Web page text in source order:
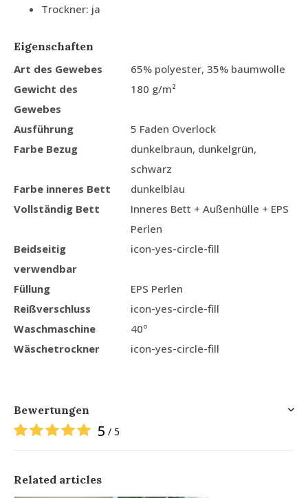
Trockner: ja
Eigenschaften
Art des Gewebes
65% polyester, 35% baumwolle
Gewicht des
Gewebes
180 g/m²
Ausführung
5 Faden Overlock
Farbe Bezug
dunkelbraun, dunkelgrün,
schwarz
Farbe inneres Bett
dunkelblau
Vollständig Bett
Inneres Bett + Außenhülle + EPS
Perlen
Beidseitig
verwendbar
icon-yes-circle-fill
Füllung
EPS Perlen
Reißverschluss
icon-yes-circle-fill
Waschmaschine
40º
Wäschetrockner
icon-yes-circle-fill
Bewertungen
5 / 5
Related articles